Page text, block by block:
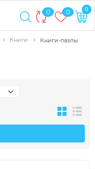
0 0 0
Книги Книги-пазлы